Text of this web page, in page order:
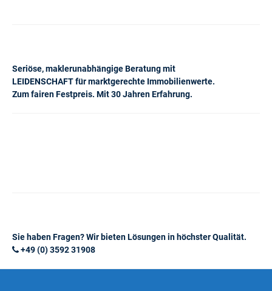
Seriöse, maklerunabhängige Beratung mit
LEIDENSCHAFT für marktgerechte Immobilienwerte.
Zum fairen Festpreis. Mit 30 Jahren Erfahrung.
Sie haben Fragen? Wir bieten Lösungen in höchster Qualität.
+49 (0) 3592 31908